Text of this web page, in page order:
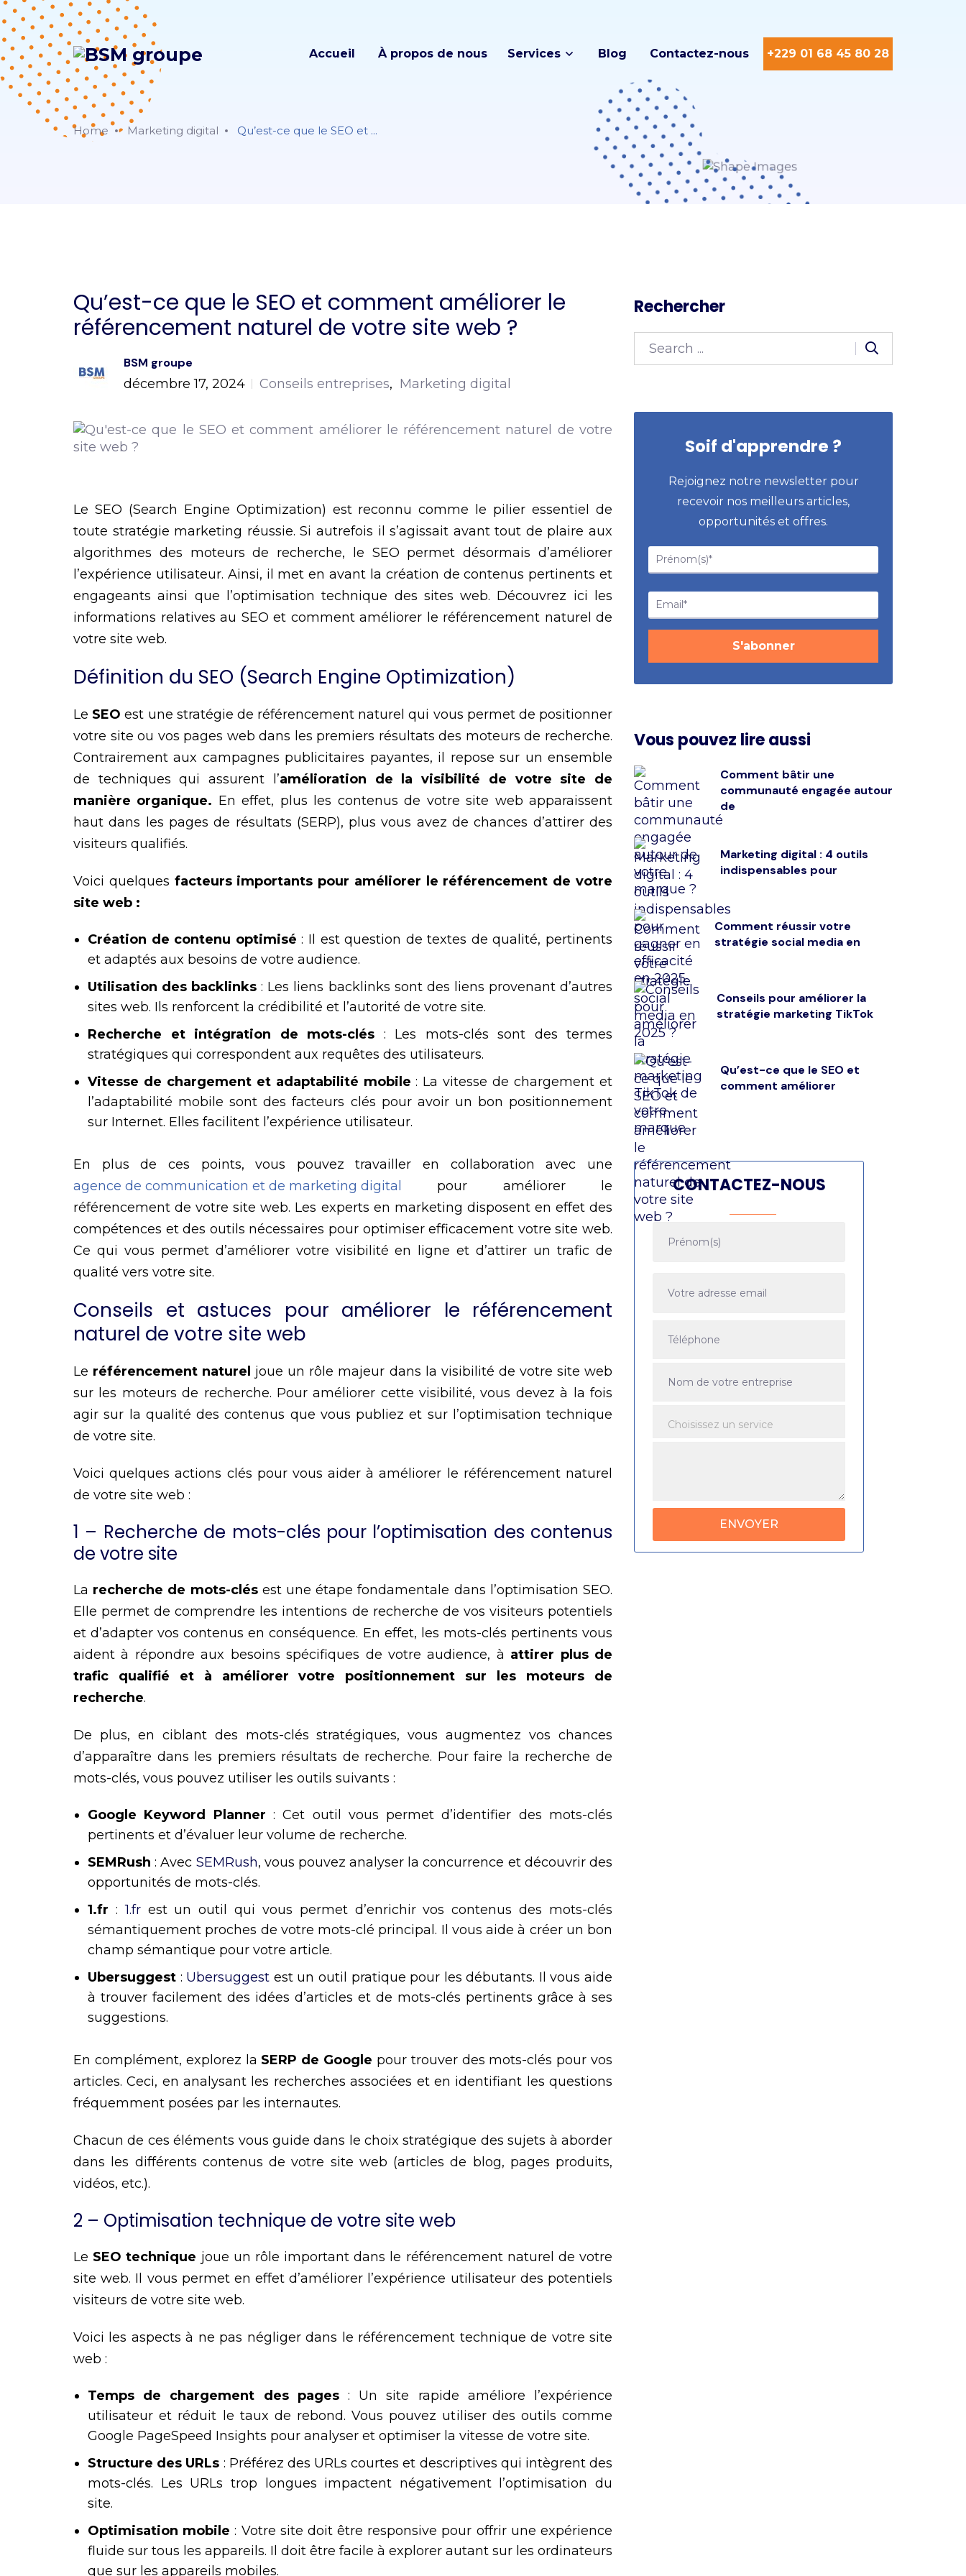
Accueil À propos de nous Services Blog Contactez-nous +229 01 68 45 80 28
Home Marketing digital Qu’est-ce que le SEO et ...
Qu’est-ce que le SEO et comment améliorer le
référencement naturel de votre site web ?
BSM groupe
décembre 17, 2024 Conseils entreprises, Marketing digital
Le SEO (Search Engine Optimization) est reconnu comme le pilier essentiel de
toute stratégie marketing réussie. Si autrefois il s’agissait avant tout de plaire aux
algorithmes des moteurs de recherche, le SEO permet désormais d’améliorer
l’expérience utilisateur. Ainsi, il met en avant la création de contenus pertinents et
engageants ainsi que l’optimisation technique des sites web. Découvrez ici les
informations relatives au SEO et comment améliorer le référencement naturel de
votre site web.
Définition du SEO (Search Engine Optimization)
Le SEO est une stratégie de référencement naturel qui vous permet de positionner
votre site ou vos pages web dans les premiers résultats des moteurs de recherche.
Contrairement aux campagnes publicitaires payantes, il repose sur un ensemble
de techniques qui assurent l’amélioration de la visibilité de votre site de
manière organique. En effet, plus les contenus de votre site web apparaissent
haut dans les pages de résultats (SERP), plus vous avez de chances d’attirer des
visiteurs qualifiés.
Voici quelques facteurs importants pour améliorer le référencement de votre
site web :
Création de contenu optimisé: Il est question de textes de qualité, pertinents
et adaptés aux besoins de votre audience.
Utilisation des backlinks : Les liens backlinks sont des liens provenant d’autres
sites web. Ils renforcent la crédibilité et l’autorité de votre site.
Recherche et intégration de mots-clés : Les mots-clés sont des termes
stratégiques qui correspondent aux requêtes des utilisateurs.
Vitesse de chargement et adaptabilité mobile : La vitesse de chargement et
l’adaptabilité mobile sont des facteurs clés pour avoir un bon positionnement
sur Internet. Elles facilitent l’expérience utilisateur.
En plus de ces points, vous pouvez travailler en collaboration avec une
agence de communication et de marketing digital
pour améliorer le
référencement de votre site web. Les experts en marketing disposent en effet des
compétences et des outils nécessaires pour optimiser efficacement votre site web.
Ce qui vous permet d’améliorer votre visibilité en ligne et d’attirer un trafic de
qualité vers votre site.
Conseils et astuces pour améliorer le référencement
naturel de votre site web
Le référencement naturel joue un rôle majeur dans la visibilité de votre site web
sur les moteurs de recherche. Pour améliorer cette visibilité, vous devez à la fois
agir sur la qualité des contenus que vous publiez et sur l’optimisation technique
de votre site.
Voici quelques actions clés pour vous aider à améliorer le référencement naturel
de votre site web :
1 – Recherche de mots-clés pour l’optimisation des contenus
de votre site
La recherche de mots-clés est une étape fondamentale dans l’optimisation SEO.
Elle permet de comprendre les intentions de recherche de vos visiteurs potentiels
et d’adapter vos contenus en conséquence. En effet, les mots-clés pertinents vous
aident à répondre aux besoins spécifiques de votre audience, à attirer plus de
trafic qualifié et à améliorer votre positionnement sur les moteurs de
recherche.
De plus, en ciblant des mots-clés stratégiques, vous augmentez vos chances
d’apparaître dans les premiers résultats de recherche. Pour faire la recherche de
mots-clés, vous pouvez utiliser les outils suivants :
Google Keyword Planner : Cet outil vous permet d’identifier des mots-clés
pertinents et d’évaluer leur volume de recherche.
SEMRush : Avec SEMRush, vous pouvez analyser la concurrence et découvrir des
opportunités de mots-clés.
1.fr :1.frest un outil qui vous permet d’enrichir vos contenus des mots-clés
sémantiquement proches de votre mots-clé principal. Il vous aide à créer un bon
champ sémantique pour votre article.
Ubersuggest : Ubersuggest est un outil pratique pour les débutants. Il vous aide
à trouver facilement des idées d’articles et de mots-clés pertinents grâce à ses
suggestions.
En complément, explorez la SERP de Google pour trouver des mots-clés pour vos
articles. Ceci, en analysant les recherches associées et en identifiant les questions
fréquemment posées par les internautes.
Chacun de ces éléments vous guide dans le choix stratégique des sujets à aborder
dans les différents contenus de votre site web (articles de blog, pages produits,
vidéos, etc.).
2 – Optimisation technique de votre site web
Le SEO technique joue un rôle important dans le référencement naturel de votre
site web. Il vous permet en effet d’améliorer l’expérience utilisateur des potentiels
visiteurs de votre site web.
Voici les aspects à ne pas négliger dans le référencement technique de votre site
web :
Temps de chargement des pages: Un site rapide améliore l’expérience
utilisateur et réduit le taux de rebond. Vous pouvez utiliser des outils comme
Google PageSpeed Insights pour analyser et optimiser la vitesse de votre site.
Structure des URLs : Préférez des URLs courtes et descriptives qui intègrent des
mots-clés. Les URLs trop longues impactent négativement l’optimisation du
site.
Optimisation mobile: Votre site doit être responsive pour offrir une expérience
fluide sur tous les appareils. Il doit être facile à explorer autant sur les ordinateurs
que sur les appareils mobiles.
Rechercher
Soif d'apprendre ?
Rejoignez notre newsletter pour
recevoir nos meilleurs articles,
opportunités et offres.
Vous pouvez lire aussi
Comment bâtir une
communauté engagée autour
de
Marketing digital : 4 outils
indispensables pour
Comment réussir votre
stratégie social media en
Conseils pour améliorer la
stratégie marketing TikTok
Qu’est-ce que le SEO et
comment améliorer
CONTACTEZ-NOUS